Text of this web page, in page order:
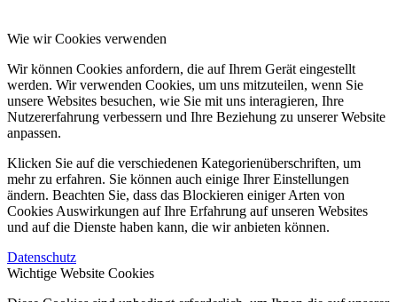
Wie wir Cookies verwenden
Wir können Cookies anfordern, die auf Ihrem Gerät eingestellt
werden. Wir verwenden Cookies, um uns mitzuteilen, wenn Sie
unsere Websites besuchen, wie Sie mit uns interagieren, Ihre
Nutzererfahrung verbessern und Ihre Beziehung zu unserer Website
anpassen.
Klicken Sie auf die verschiedenen Kategorienüberschriften, um
mehr zu erfahren. Sie können auch einige Ihrer Einstellungen
ändern. Beachten Sie, dass das Blockieren einiger Arten von
Cookies Auswirkungen auf Ihre Erfahrung auf unseren Websites
und auf die Dienste haben kann, die wir anbieten können.
Datenschutz
Wichtige Website Cookies